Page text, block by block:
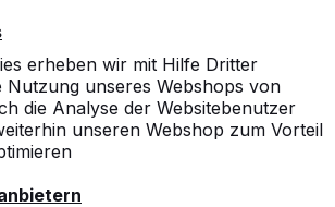
erheben wir mit Hilfe Dritter
Nutzung unseres Webshops von
die Analyse der Websitebenutzer
unseren Webshop zum Vorteil